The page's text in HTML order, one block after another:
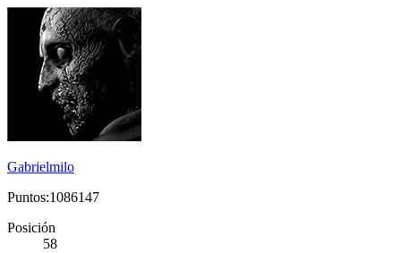
Gabrielmilo
Puntos:1086147
Posición
58